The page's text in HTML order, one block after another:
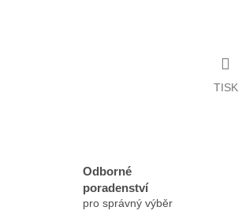
TISK
Odborné
poradenství
pro správný výběr